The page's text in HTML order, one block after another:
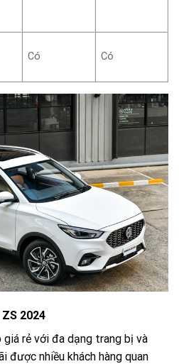
Có Có
2024
giá rẻ với đa dạng trang bị và
được nhiều khách hàng quan